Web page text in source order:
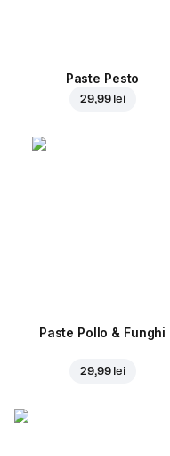
Paste Pesto
29,99 lei
Paste Pollo & Funghi
29,99 lei